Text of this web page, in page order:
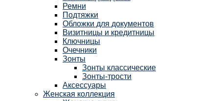
Ремни
Подтяжки
Обложки для документов
Визитницы и кредитницы
Ключницы
Очечники
Зонты
Зонты классические
Зонты-трости
Аксессуары
Женская коллекция